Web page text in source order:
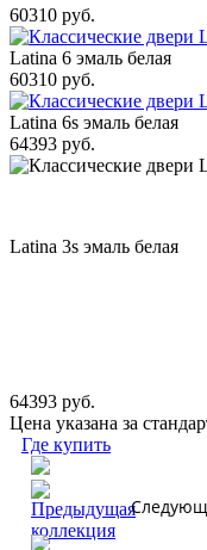
60310 руб.
Latina 6 эмаль белая
60310 руб.
Latina 6s эмаль белая
64393 руб.
Latina 3s эмаль белая
64393 руб.
Цена указана за
Где купить